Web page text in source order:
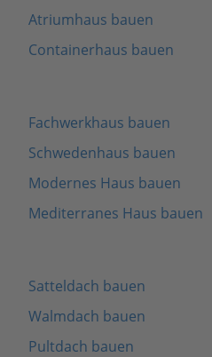
Atriumhaus bauen
Containerhaus bauen
Fachwerkhaus bauen
Schwedenhaus bauen
Modernes Haus bauen
Mediterranes Haus bauen
Satteldach bauen
Walmdach bauen
Pultdach bauen